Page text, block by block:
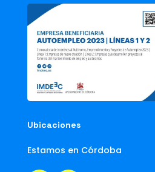
Ubicaciones
Estamos en Córdoba